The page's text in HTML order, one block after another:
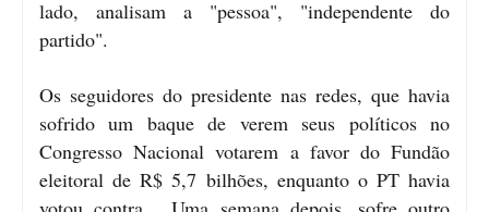
lado, analisam a "pessoa", "independente do
partido".
Os seguidores do presidente nas redes, que havia
sofrido um baque de verem seus políticos no
Congresso Nacional votarem a favor do Fundão
eleitoral de R$ 5,7 bilhões, enquanto o PT havia